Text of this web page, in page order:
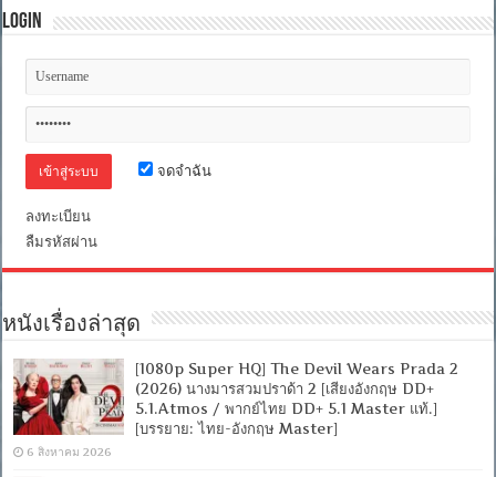
ปาฏิหาริย์
+
[บรรยาย
+
[Filefenix]
Login
จดจำฉัน
ลงทะเบียน
ลืมรหัสผ่าน
หนังเรื่องล่าสุด
[1080p Super HQ] The Devil Wears Prada 2
(2026) นางมารสวมปราด้า 2 [เสียงอังกฤษ DD+
5.1.Atmos / พากย์ไทย DD+ 5.1 Master แท้.]
[บรรยาย: ไทย-อังกฤษ Master]
6 สิงหาคม 2026